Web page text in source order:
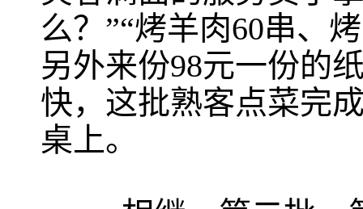
么？”“烤羊肉60串、
另外来份98元一份的
快，这批熟客点菜完
桌上。